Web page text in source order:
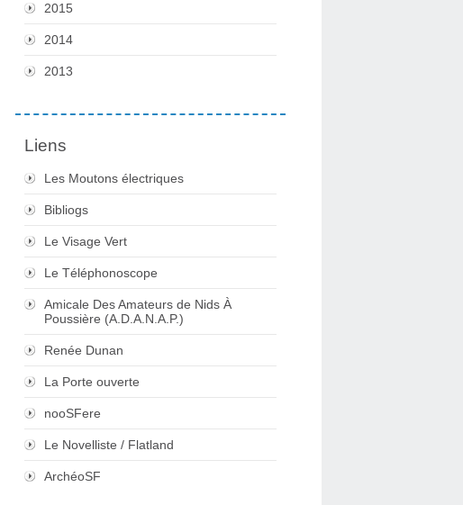
2015
2014
2013
Liens
Les Moutons électriques
Bibliogs
Le Visage Vert
Le Téléphonoscope
Amicale Des Amateurs de Nids À
Poussière (A.D.A.N.A.P.)
Renée Dunan
La Porte ouverte
nooSFere
Le Novelliste / Flatland
ArchéoSF